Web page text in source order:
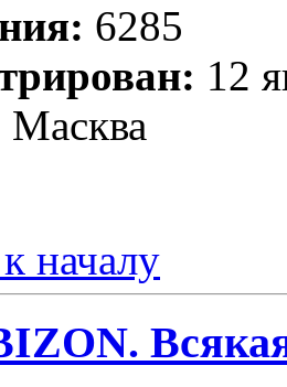
6285
12
Масква
началу